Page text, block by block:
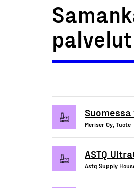
palvelut
Meriser Oy, Tuote
ASTQ
Astq Supply